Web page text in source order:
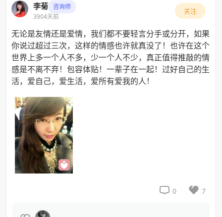
李菊
咨询师
3904天前
关注
无论是友情还是爱情，我们都不要轻言分手或分开，如果
你说过超过三次，这样的情感也许就真没了！也许在这个
世界上多一个人不多，少一个人不少，真正值得推敲的情
感是不离不弃！包容体贴！一辈子在一起！过好自己的生
活，爱自己，爱生活，爱所有爱我的人！
 0  7